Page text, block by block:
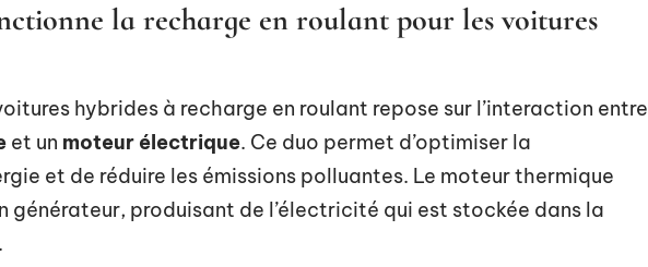
la recharge en roulant pour les voitures
hybrides à recharge en roulant repose sur l’interaction entre
et un moteur électrique. Ce duo permet d’optimiser la
et de réduire les émissions polluantes. Le moteur thermique
générateur, produisant de l’électricité qui est stockée dans la